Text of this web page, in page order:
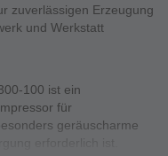
zuverlässigen Erzeugung
und Werkstatt
100 ist ein
für
geräuscharme